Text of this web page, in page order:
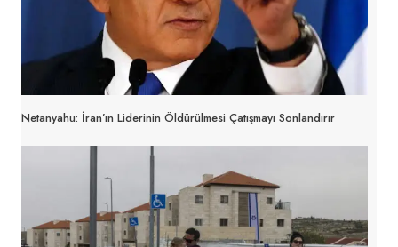
Netanyahu: İran’ın Liderinin Öldürülmesi Çatışmayı Sonlandırır